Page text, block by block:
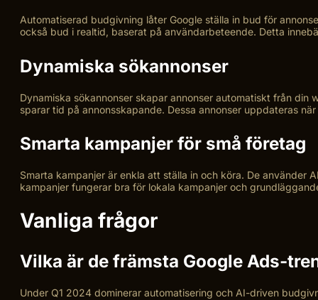
Automatiserad budgivning låter Google ställa in bud för
också bud i realtid, baserat på användarbeteende. Detta
Dynamiska sökannonser
Dynamiska sökannonser skapar annonser automatiskt från
sparar tid på annonsskapande. Dessa annonser uppdateras
Smarta kampanjer för små företag
Smarta kampanjer är enkla att ställa in och köra. De
kampanjer fungerar bra för lokala kampanjer och
Vanliga frågor
Vilka är de främsta Google Ads-
Under Q1 2024 dominerar automatisering och AI-driven